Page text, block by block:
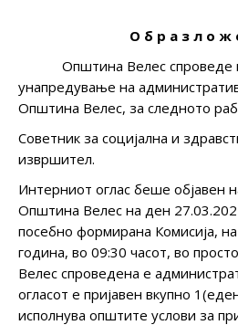
О б р а з л о ж
Општина Велес спроведе
унапредување на
Општина Велес, за следнoто
Советник за социјална и
извршител.
Интерниот оглас беше објавен
Општина Велес на ден
посебно формирана Комисија,
година, во 09:30 часот, во
Велес спроведена е
огласот е пријавен вкупно
исполнува општите услови за